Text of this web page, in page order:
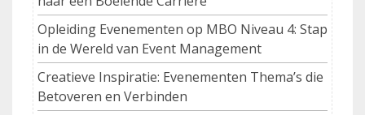
Opleiding Evenementen op MBO Niveau 4: Stap
in de Wereld van Event Management
Creatieve Inspiratie: Evenementen Thema’s die
Betoveren en Verbinden